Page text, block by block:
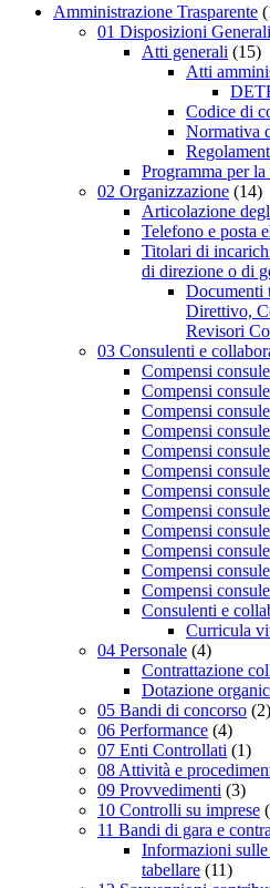
Amministrazione Trasparente
01 Disposizioni Generali
Atti generali (15)
Atti
Codice di
Normativa
Programma per
02 Organizzazione (14)
Articolazione
Telefono e posta
Titolari di
di direzione o di
Documenti
Direttivo,
Revisori
03 Consulenti e
Compensi
Compensi
Compensi
Compensi
Compensi
Compensi
Compensi
Compensi
Compensi
Compensi
Compensi
Compensi
Consulenti e
Curricula
04 Personale (4)
Contrattazione
Dotazione
05 Bandi di concorso (2)
06 Performance (4)
07 Enti Controllati (1)
08 Attività e
09 Provvedimenti (3)
10 Controlli su imprese
11 Bandi di gara e
Informazioni
tabellare (11)